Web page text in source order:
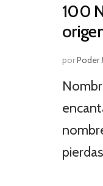
100
porPoder